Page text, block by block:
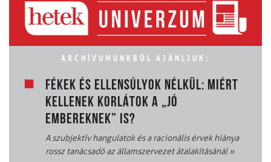
ARCHÍVUMUNKBÓL AJÁNLJUK:
FÉKEK ÉS ELLENSÚLYOK NÉLKÜL: MIÉRT
KELLENEK KORLÁTOK A „JÓ
EMBEREKNEK” IS?
A szubjektív hangulatok és a racionális érvek hiánya
rossz tanácsadó az államszervezet átalakításánál»